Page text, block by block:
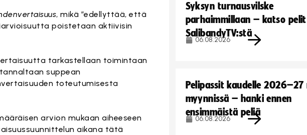
, mikä ”edellyttää, että
poistetaan aktiivisin
tarkastellaan toimintaan
suppean
toteutumisesta
arvion mukaan aiheeseen
aikana tätä
Syksyn turnausvilske
parhaimmillaan – katso pelit
SalibandyTV:stä
06.08.2026
Pelipassit kaudelle
myynnissä – hanki ennen
ensimmäistä peliä
06.08.2026